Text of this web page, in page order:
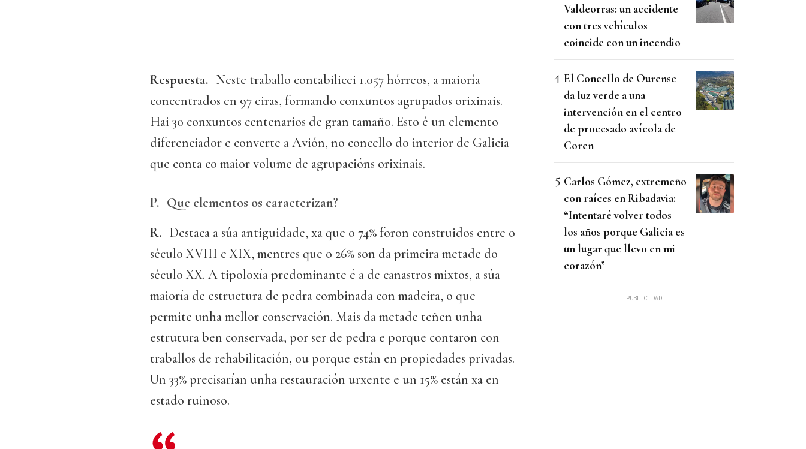
Respuesta. Neste traballo contabilicei 1.057 hórreos, a maioría
concentrados en 97 eiras, formando conxuntos agrupados orixinais.
Hai 30 conxuntos centenarios de gran tamaño. Esto é un elemento
diferenciador e converte a Avión, no concello do interior de Galicia
que conta co maior volume de agrupacións orixinais.
P. Que elementos os caracterizan?
R. Destaca a súa antiguidade, xa que o 74% foron construidos entre o
século XVIII e XIX, mentres que o 26% son da primeira metade do
século XX. A tipoloxía predominante é a de canastros mixtos, a súa
maioría de estructura de pedra combinada con madeira, o que
permite unha mellor conservación. Mais da metade teñen unha
estrutura ben conservada, por ser de pedra e porque contaron con
traballos de rehabilitación, ou porque están en propiedades privadas.
Un 33% precisarían unha restauración urxente e un 15% están xa en
estado ruinoso.
Valdeorras: un accidente
con tres vehículos
coincide con un incendio
El Concello de Ourense
da luz verde a una
intervención en el centro
de procesado avícola de
Coren
Carlos Gómez, extremeño
con raíces en Ribadavia:
“Intentaré volver todos
los años porque Galicia es
un lugar que llevo en mi
corazón”